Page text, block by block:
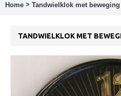
Home > Tandwielklok met
TANDWIELKLOK MET